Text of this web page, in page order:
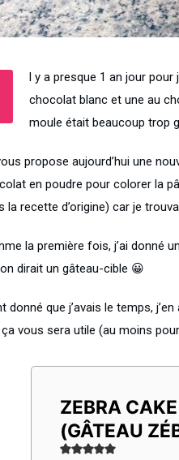
l y a presque 1 an jour pour
chocolat blanc et une au
moule était beaucoup trop
propose aujourd’hui une
en poudre pour colorer la
la recette d’origine) car je
la première fois, j’ai donné
dirait un gâteau-cible 😀
donné que j’avais le temps,
vous sera utile (au moins
ZEBRA
(GÂTEAU